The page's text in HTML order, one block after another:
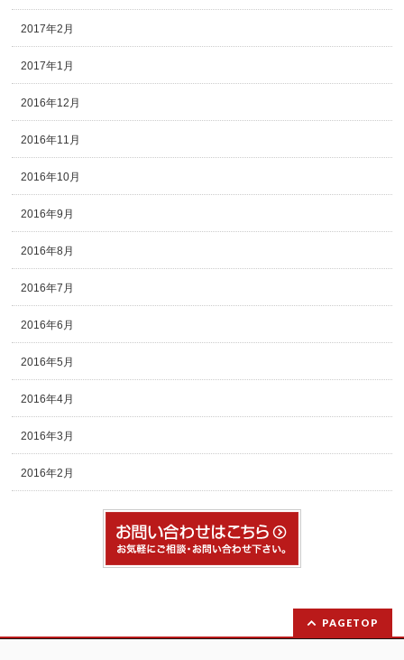
2017年2月
2017年1月
2016年12月
2016年11月
2016年10月
2016年9月
2016年8月
2016年7月
2016年6月
2016年5月
2016年4月
2016年3月
2016年2月
PAGETOP